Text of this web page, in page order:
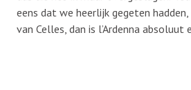
eens dat we heerlijk gegeten
van Celles, dan is l’Ardenna absoluut